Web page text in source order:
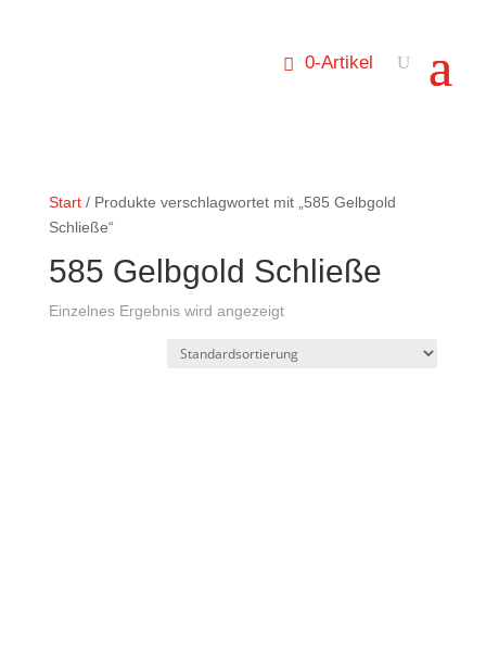
0-Artikel
Start/ Produkte verschlagwortet mit „585 Gelbgold
Schließe“
585 Gelbgold Schließe
Einzelnes Ergebnis wird angezeigt